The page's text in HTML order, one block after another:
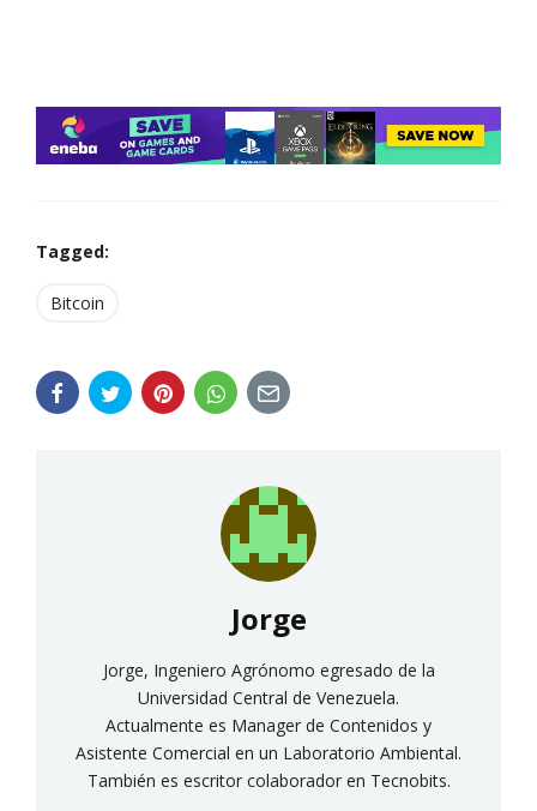
Tagged:
Bitcoin
Jorge
Jorge, Ingeniero Agrónomo egresado de la
Universidad Central de Venezuela.
Actualmente es Manager de Contenidos y
Asistente Comercial en un Laboratorio Ambiental.
También es escritor colaborador en Tecnobits.